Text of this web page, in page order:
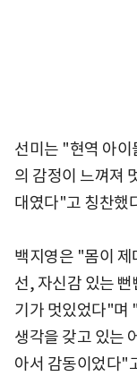
선미는 "현역 아이
의 감정이 느껴져
대였다"고 칭찬했
백지영은 "몸이 제
선, 자신감 있는
기가 멋있었다"며
생각을 갖고 있는
아서 감동이었다"